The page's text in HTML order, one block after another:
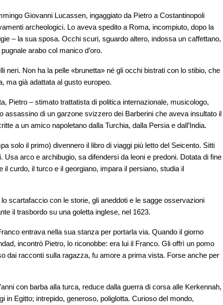
Giovanni Lucassen, ingaggiato da Pietro a Costantinopoli
archeologici. Lo aveva spedito a Roma, incompiuto, dopo la
– la sua sposa. Occhi scuri, sguardo altero, indossa un caffettano,
arabo col manico d’oro.
neri. Non ha la pelle «brunetta» né gli occhi bistrati con lo stibio, che
ma già adattata al gusto europeo.
Pietro – stimato trattatista di politica internazionale, musicologo,
assassino di un garzone svizzero dei Barberini che aveva insultato il
a un amico napoletano dalla Turchia, dalla Persia e dall’India.
solo il primo) divennero il libro di viaggi più letto del Seicento. Sitti
Usa arco e archibugio, sa difendersi da leoni e predoni. Dotata di fine
curdo, il turco e il georgiano, impara il persiano, studia il
scartafaccio con le storie, gli aneddoti e le sagge osservazioni
il trasbordo su una goletta inglese, nel 1623.
entrava nella sua stanza per portarla via. Quando il giorno
incontrò Pietro, lo riconobbe: era lui il Franco. Gli offrì un pomo
dai racconti sulla ragazza, fu amore a prima vista. Forse anche per
con barba alla turca, reduce dalla guerra di corsa alle Kerkennah,
in Egitto; intrepido, generoso, poliglotta. Curioso del mondo,